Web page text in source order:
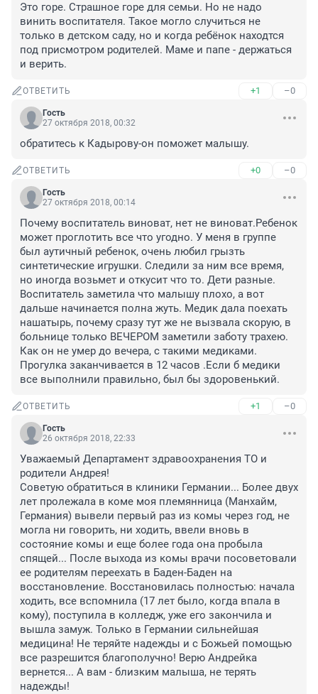
Это горе. Страшное горе для семьи. Но не надо
винить воспитателя. Такое могло случиться не
только в детском саду, но и когда ребёнок находтся
под присмотром родителей. Маме и папе - держаться
и верить.
ОТВЕТИТЬ +1 –0
Гость
27 октября 2018, 00:32
обратитесь к Кадырову-он поможет малышу.
ОТВЕТИТЬ +0 –0
Гость
27 октября 2018, 00:14
Почему воспитатель виноват, нет не виноват.Ребенок
может проглотить все что угодно. У меня в группе
был аутичный ребенок, очень любил грызть
синтетические игрушки. Следили за ним все время,
но иногда возьмет и откусит что то. Дети разные.
Воспитатель заметила что малышу плохо, а вот
дальше начинается полна жуть. Медик дала поехать
нашатырь, почему сразу тут же не вызвала скорую, в
больнице только ВЕЧЕРОМ заметили заботу трахею.
Как он не умер до вечера, с такими медиками.
Прогулка заканчивается в 12 часов .Если б медики
все выполнили правильно, был бы здоровенький.
ОТВЕТИТЬ +1 –0
Гость
26 октября 2018, 22:33
Уважаемый Департамент здравоохранения ТО и
родители Андрея!
Советую обратиться в клиники Германии... Более двух
лет пролежала в коме моя племянница (Манхайм,
Германия) вывели первый раз из комы через год, не
могла ни говорить, ни ходить, ввели вновь в
состояние комы и еще более года она пробыла
спящей... После выхода из комы врачи посоветовали
ее родителям переехать в Баден-Баден на
восстановление. Восстановилась полностью: начала
ходить, все вспомнила (17 лет было, когда впала в
кому), поступила в колледж, уже его закончила и
вышла замуж. Только в Германии сильнейшая
медицина! Не теряйте надежды и с Божьей помощью
все разрешится благополучно! Верю Андрейка
вернется... А вам - близким малыша, не терять
надежды!